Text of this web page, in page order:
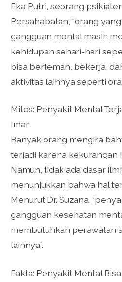
Eka Putri, seorang psikiater
Persahabatan, “orang
gangguan mental masih
kehidupan sehari-hari
bisa berteman, bekerja,
aktivitas lainnya seperti
Mitos: Penyakit Mental
Iman
Banyak orang mengira
terjadi karena kekurangan
Namun, tidak ada dasar
menunjukkan bahwa hal
Menurut Dr. Suzana,
gangguan kesehatan
membutuhkan perawatan
lainnya”.
Fakta: Penyakit Mental